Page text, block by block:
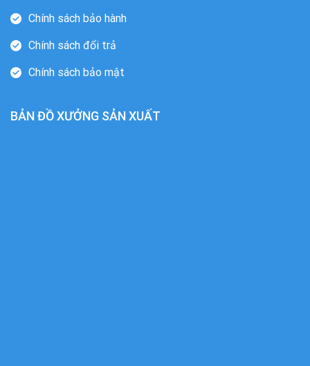
Chính sách bảo hành
Chính sách đổi trả
Chính sách bảo mật
BẢN ĐỒ XƯỞNG SẢN XUẤT